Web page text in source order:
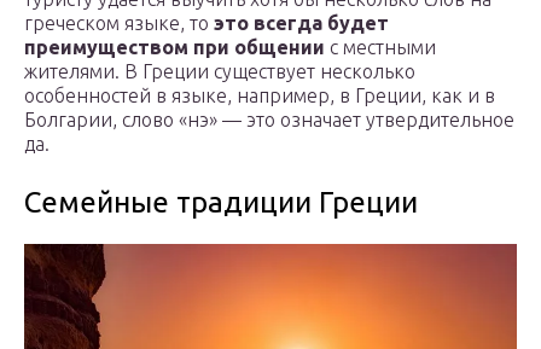
греческом языке, то это всегда будет
преимуществом при общении с местными
жителями. В Греции существует несколько
особенностей в языке, например, в Греции, как и в
Болгарии, слово «нэ» — это означает утвердительное
да.
Семейные традиции Греции